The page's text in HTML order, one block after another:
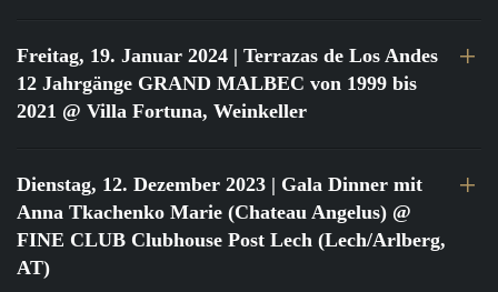
Freitag, 19. Januar 2024 | Terrazas de Los Andes
12 Jahrgänge GRAND MALBEC von 1999 bis
2021 @ Villa Fortuna, Weinkeller
Dienstag, 12. Dezember 2023 | Gala Dinner mit
Anna Tkachenko Marie (Chateau Angelus) @
FINE CLUB Clubhouse Post Lech (Lech/Arlberg,
AT)